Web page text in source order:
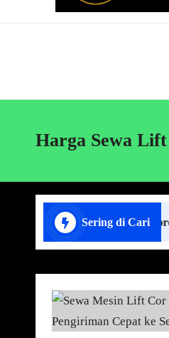
Harga Sewa
Sering di Cari
Harga Borongan